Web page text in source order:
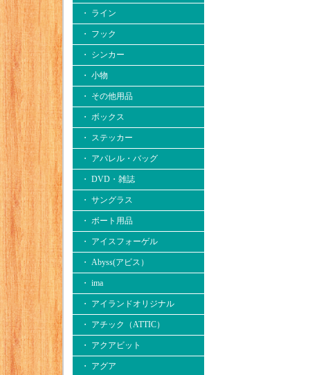
・ ライン
・ フック
・ シンカー
・ 小物
・ その他用品
・ ボックス
・ ステッカー
・ アパレル・バッグ
・ DVD・雑誌
・ サングラス
・ ボート用品
・ アイスフォーゲル
・ Abyss(アビス）
・ ima
・ アイランドオリジナル
・ アチック（ATTIC）
・ アクアビット
・ アグア